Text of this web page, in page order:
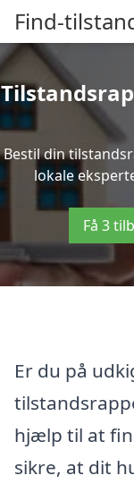
Find-
Bestil din
lokale
Få 3
Er du på
hjælp til at
sikre, at dit